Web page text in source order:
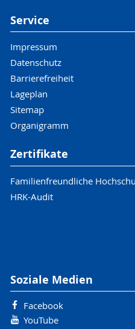
Service
Impressum
Datenschutz
Barrierefreiheit
Lageplan
Sitemap
Organigramm
Zertifikate
Familienfreundliche
HRK-Audit
Soziale Medien
Facebook
YouTube